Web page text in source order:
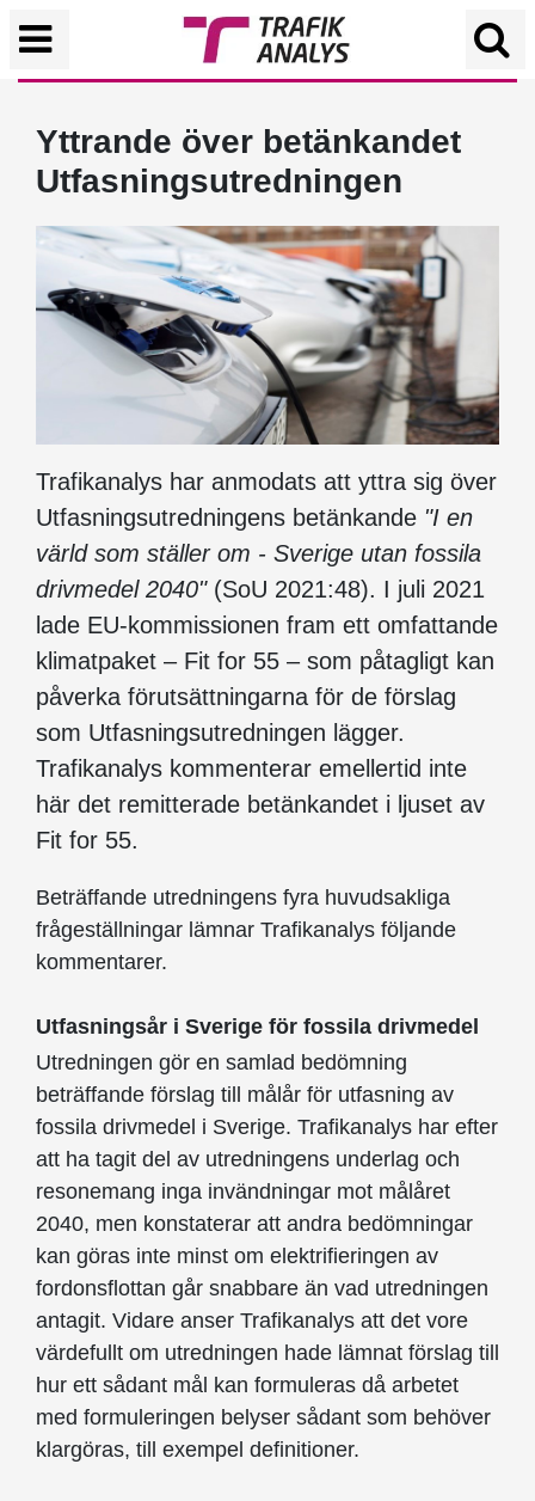
Yttrande över betänkandet
Utfasningsutredningen
Trafikanalys har anmodats att yttra sig över
Utfasningsutredningens betänkande "I en
värld som ställer om - Sverige utan fossila
drivmedel 2040"(SoU 2021:48). I juli 2021
lade EU-kommissionen fram ett omfattande
klimatpaket – Fit for 55 – som påtagligt kan
påverka förutsättningarna för de förslag
som Utfasningsutredningen lägger.
Trafikanalys kommenterar emellertid inte
här det remitterade betänkandet i ljuset av
Fit for 55.
Beträffande utredningens fyra huvudsakliga
frågeställningar lämnar Trafikanalys följande
kommentarer.
Utfasningsår i Sverige för fossila drivmedel
Utredningen gör en samlad bedömning
beträffande förslag till målår för utfasning av
fossila drivmedel i Sverige. Trafikanalys har efter
att ha tagit del av utredningens underlag och
resonemang inga invändningar mot målåret
2040, men konstaterar att andra bedömningar
kan göras inte minst om elektrifieringen av
fordonsflottan går snabbare än vad utredningen
antagit. Vidare anser Trafikanalys att det vore
värdefullt om utredningen hade lämnat förslag till
hur ett sådant mål kan formuleras då arbetet
med formuleringen belyser sådant som behöver
klargöras, till exempel definitioner.